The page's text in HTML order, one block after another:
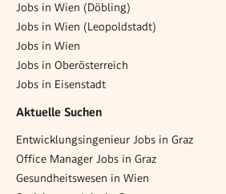
Jobs in Wien (Döbling)
Jobs in Wien (Leopoldstadt)
Jobs in Wien
Jobs in Oberösterreich
Jobs in Eisenstadt
Aktuelle Suchen
Entwicklungsingenieur Jobs in Graz
Office Manager Jobs in Graz
Gesundheitswesen in Wien